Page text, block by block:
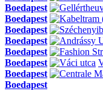
Boedapest
Boedapest
Boedapest
Boedapest
Boedapest
Boedapest
Boedapest
Boedapest